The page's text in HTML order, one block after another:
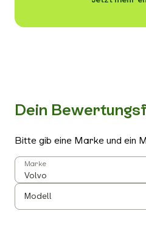
Dein
Bitte gib eine Marke und ein
Marke
Modell